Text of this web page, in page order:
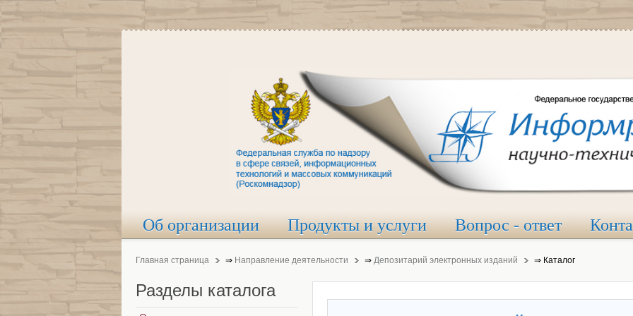
Об организации Продукты и услуги Вопрос - ответ
Главная страница ⇒ Направление деятельности ⇒ Депозитарий электронных изданий ⇒ Каталог
Разделы каталога